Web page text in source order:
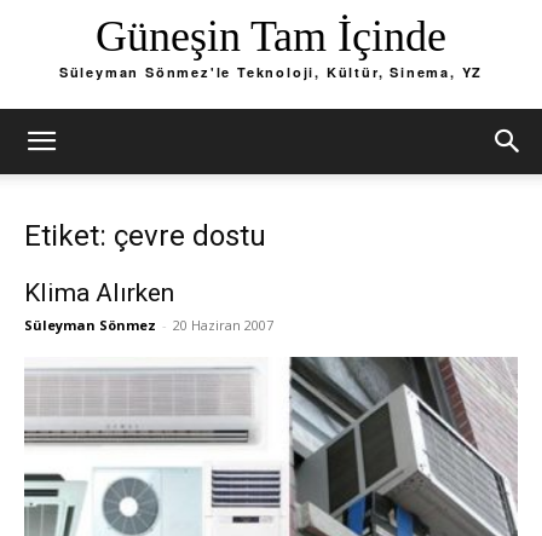
Güneşin Tam İçinde
Süleyman Sönmez'le Teknoloji, Kültür, Sinema, YZ
Etiket: çevre dostu
Klima Alırken
Süleyman Sönmez - 20 Haziran 2007